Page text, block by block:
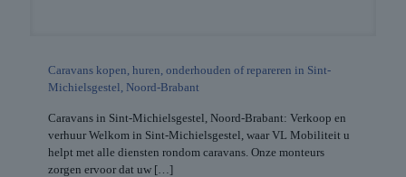
Caravans kopen, huren, onderhouden of repareren in Sint-
Michielsgestel, Noord-Brabant
Caravans in Sint-Michielsgestel, Noord-Brabant: Verkoop en
verhuur Welkom in Sint-Michielsgestel, waar VL Mobiliteit u
helpt met alle diensten rondom caravans. Onze monteurs
zorgen ervoor dat uw […]